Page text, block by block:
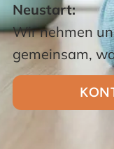
Neustart:
Wir nehmen
gemeinsam,